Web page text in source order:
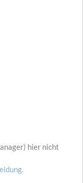
hier nicht